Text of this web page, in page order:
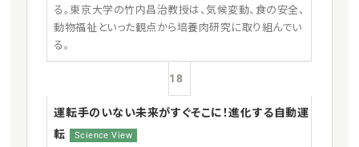
る。東京大学の竹内昌治教授は、気候変動、食の安全、
動物福祉といった観点から培養肉研究に取り組んでい
る。
18
運転手のいない未来がすぐそこに！進化する自動運
転
Science View